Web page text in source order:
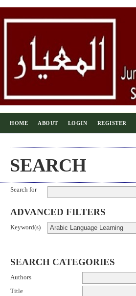
HOME ABOUT LOGIN REGISTER
SEARCH
Search for
ADVANCED FILTERS
Keyword(s)
SEARCH CATEGORIES
Authors
Title